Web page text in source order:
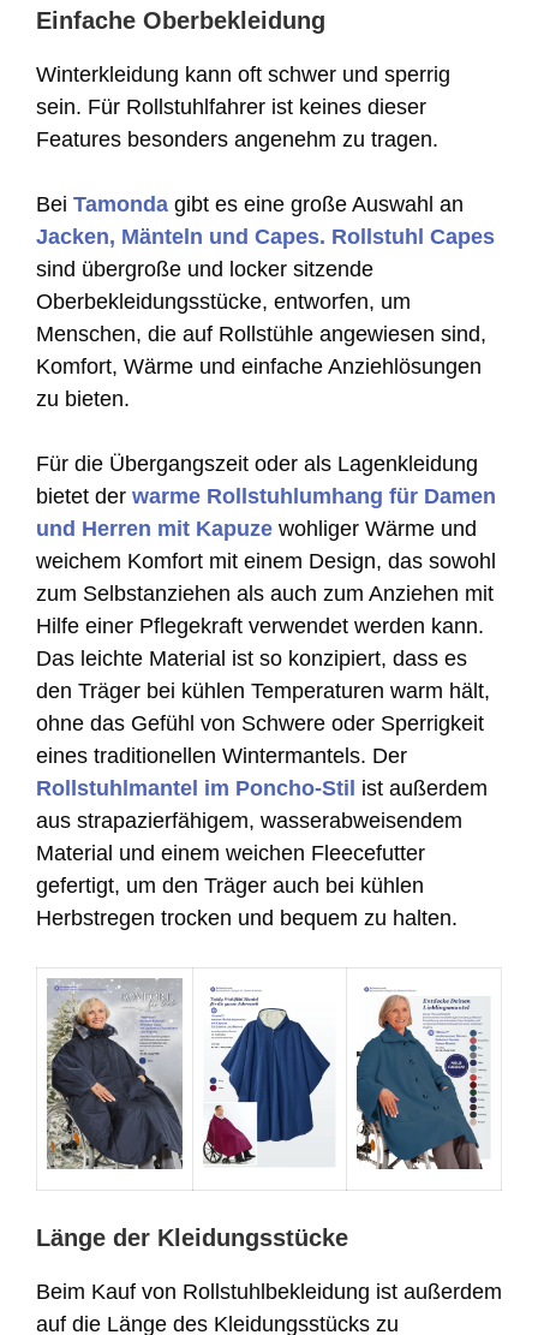
Einfache Oberbekleidung
Winterkleidung kann oft schwer und sperrig
sein. Für Rollstuhlfahrer ist keines dieser
Features besonders angenehm zu tragen.
Bei Tamonda gibt es eine große Auswahl an
Jacken, Mänteln und Capes. Rollstuhl Capes
sind übergroße und locker sitzende
Oberbekleidungsstücke, entworfen, um
Menschen, die auf Rollstühle angewiesen sind,
Komfort, Wärme und einfache Anziehlösungen
zu bieten.
Für die Übergangszeit oder als Lagenkleidung
bietet der warme Rollstuhlumhang für Damen
und Herren mit Kapuze wohliger Wärme und
weichem Komfort mit einem Design, das sowohl
zum Selbstanziehen als auch zum Anziehen mit
Hilfe einer Pflegekraft verwendet werden kann.
Das leichte Material ist so konzipiert, dass es
den Träger bei kühlen Temperaturen warm hält,
ohne das Gefühl von Schwere oder Sperrigkeit
eines traditionellen Wintermantels. Der
Rollstuhlmantel im Poncho-Stil ist außerdem
aus strapazierfähigem, wasserabweisendem
Material und einem weichen Fleecefutter
gefertigt, um den Träger auch bei kühlen
Herbstregen trocken und bequem zu halten.
Länge der Kleidungsstücke
Beim Kauf von Rollstuhlbekleidung ist außerdem
auf die Länge des Kleidungsstücks zu